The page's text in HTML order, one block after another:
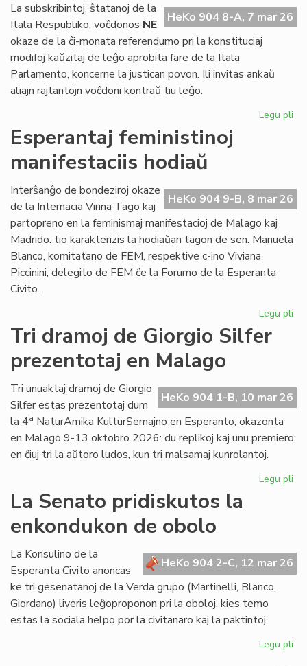
HeKo 904 8-A, 7 mar 26
La subskribintoj, ŝtatanoj de la
Itala Respubliko, voĉdonos NE
okaze de la ĉi-monata referendumo pri la konstituciaj
modifoj kaŭzitaj de leĝo aprobita fare de la Itala
Parlamento, koncerne la justican povon. Ili invitas ankaŭ
aliajn rajtantojn voĉdoni kontraŭ tiu leĝo.
Legu pli
pri
Esperantaj feministinoj
manifestaciis hodiaŭ
HeKo 904 9-B, 8 mar 26
Interŝanĝo de bondeziroj okaze
de la Internacia Virina Tago kaj
partopreno en la feminismaj manifestacioj de Malago kaj
Madrido: tio karakterizis la hodiaŭan tagon de sen. Manuela
Blanco, komitatano de FEM, respektive c-ino Viviana
Piccinini, delegito de FEM ĉe la Forumo de la Esperanta
Civito.
Legu pli
Tri dramoj de Giorgio Silfer
prezentotaj en Malago
HeKo 904 1-B, 10 mar 26
Tri unuaktaj dramoj de Giorgio
Silfer estas prezentotaj dum
la 4a NaturAmika KulturSemajno en Esperanto, okazonta
en Malago 9-13 oktobro 2026: du replikoj kaj unu premiero;
en ĉiuj tri la aŭtoro ludos, kun tri malsamaj kunrolantoj.
Legu pli
La Senato pridiskutos la
enkondukon de obolo
HeKo 904 2-C, 12 mar 26
La Konsulino de la
Esperanta Civito anoncas
ke tri gesenatanoj de la Verda grupo (Martinelli, Blanco,
Giordano) liveris leĝoproponon pri la oboloj, kies temo
estas la sociala helpo por la civitanaro kaj la paktintoj.
Legu pli